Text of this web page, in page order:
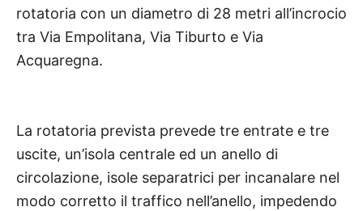
rotatoria con un diametro di 28 metri all’incrocio
tra Via Empolitana, Via Tiburto e Via
Acquaregna.
La rotatoria prevista prevede tre entrate e tre
uscite, un’isola centrale ed un anello di
circolazione, isole separatrici per incanalare nel
modo corretto il traffico nell’anello, impedendo